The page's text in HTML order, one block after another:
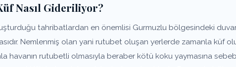
Nasıl Gideriliyor?
tahribatlardan en önemlisi Gurmuzlu bölgesindeki
Nemlenmiş olan yani rutubet oluşan yerlerde zamanla küf
havanın rutubetli olmasıyla beraber kötü koku yaymasına